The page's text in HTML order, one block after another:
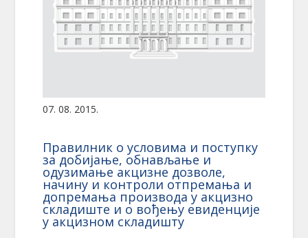
07. 08. 2015.
Правилник о условима и поступку
за добијање, обнављање и
одузимање акцизне дозволе,
начину и контроли отпремања и
допремања производа у акцизно
складиште и о вођењу евиденције
у акцизном складишту